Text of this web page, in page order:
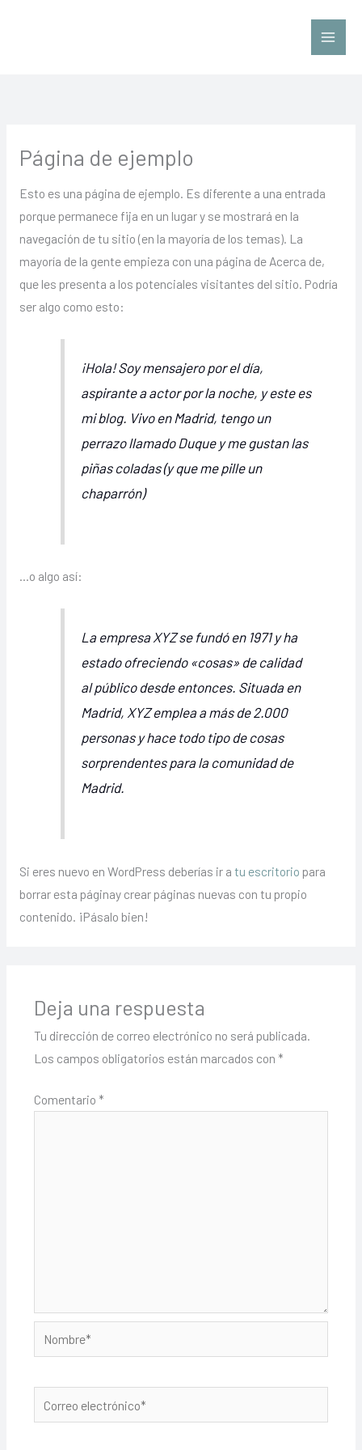
Página de ejemplo
Esto es una página de ejemplo. Es diferente a una entrada
porque permanece fija en un lugar y se mostrará en la
navegación de tu sitio (en la mayoría de los temas). La
mayoría de la gente empieza con una página de Acerca de,
que les presenta a los potenciales visitantes del sitio. Podría
ser algo como esto:
¡Hola! Soy mensajero por el día,
aspirante a actor por la noche, y este es
mi blog. Vivo en Madrid, tengo un
perrazo llamado Duque y me gustan las
piñas coladas (y que me pille un
chaparrón)
…o algo así:
La empresa XYZ se fundó en 1971 y ha
estado ofreciendo «cosas» de calidad
al público desde entonces. Situada en
Madrid, XYZ emplea a más de 2.000
personas y hace todo tipo de cosas
sorprendentes para la comunidad de
Madrid.
Si eres nuevo en WordPress deberías ir a tu escritorio para
borrar esta páginay crear páginas nuevas con tu propio
contenido. ¡Pásalo bien!
Deja una respuesta
Tu dirección de correo electrónico no será publicada.
Los campos obligatorios están marcados con *
Comentario *
electrónico*